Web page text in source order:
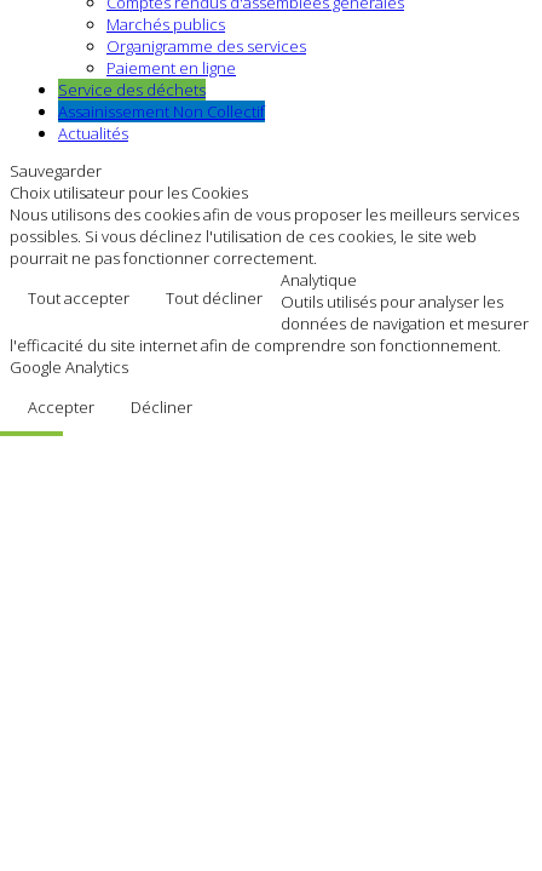
Marchés publics
Organigramme des services
Paiement en ligne
Service des déchets
Assainissement Non Collectif
Actualités
Sauvegarder
Choix utilisateur pour les Cookies
Nous utilisons des cookies afin de vous proposer les meilleurs services
possibles. Si vous déclinez l'utilisation de ces cookies, le site web
pourrait ne pas fonctionner correctement.
Tout accepter
Tout décliner
Analytique
Outils utilisés pour analyser les
données de navigation et mesurer
l'efficacité du site internet afin de comprendre son fonctionnement.
Google Analytics
Accepter
Décliner